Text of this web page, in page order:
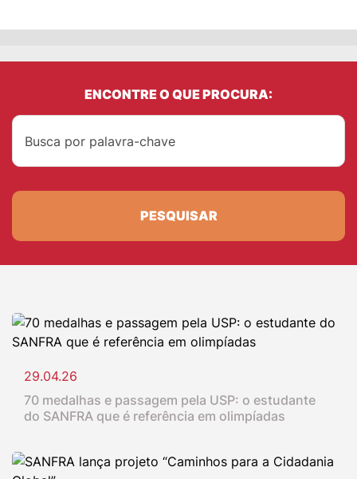
ENCONTRE O QUE PROCURA:
PESQUISAR
29.04.26
70 medalhas e passagem pela USP: o estudante
do SANFRA que é referência em olimpíadas